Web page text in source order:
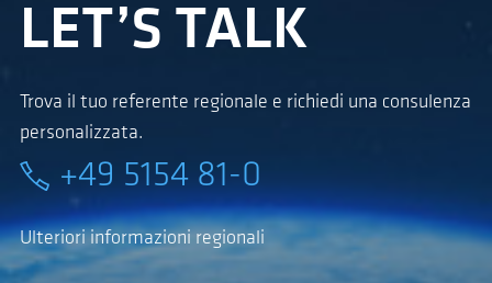
LET’S TALK
Trova il tuo referente regionale e richiedi una consulenza
personalizzata.
+49 5154 81-0
Ulteriori informazioni regionali